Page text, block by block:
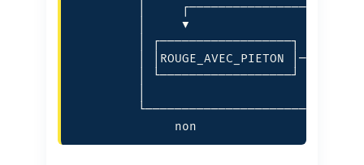
│
│     ▼
│ ┌──────────────────┐
│ │ROUGE_AVEC_PIETON
│ └──────────────────┘